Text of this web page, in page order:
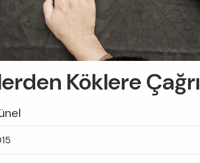
Köklere Çağrı